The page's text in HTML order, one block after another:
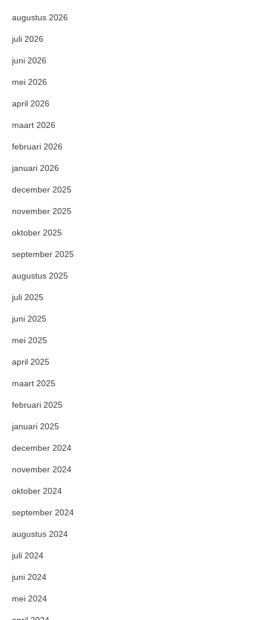
augustus 2026
juli 2026
juni 2026
mei 2026
april 2026
maart 2026
februari 2026
januari 2026
december 2025
november 2025
oktober 2025
september 2025
augustus 2025
juli 2025
juni 2025
mei 2025
april 2025
maart 2025
februari 2025
januari 2025
december 2024
november 2024
oktober 2024
september 2024
augustus 2024
juli 2024
juni 2024
mei 2024